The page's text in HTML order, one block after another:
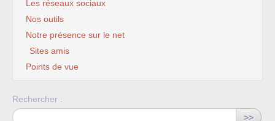
Les réseaux sociaux
Nos outils
Notre présence sur le net
Sites amis
Points de vue
Rechercher :
>>